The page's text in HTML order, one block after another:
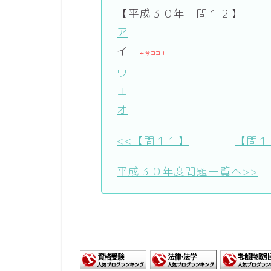
【平成３０年 問１２】
ア
イ
←今ココ！
ウ
エ
オ
<<【問１１】 【問
平成３０年度問題一覧へ>>